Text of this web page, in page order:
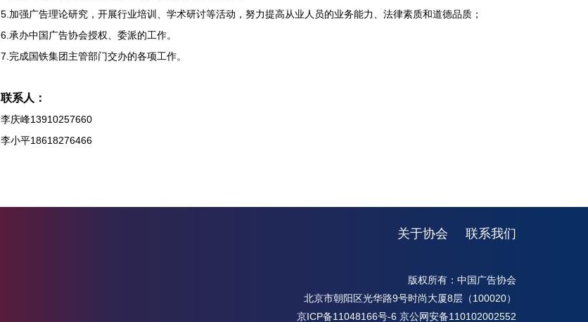
5.加强广告理论研究，开展行业培训、学术研讨等活动，努力提高从业人员的业务能力、法律素质和道德品质；
6.承办中国广告协会授权、委派的工作。
7.完成国铁集团主管部门交办的各项工作。
联系人：
李庆峰13910257660
李小平18618276466
关于协会 联系我们
版权所有：中国广告协会
北京市朝阳区光华路9号时尚大厦8层（100020）
京ICP备11048166号-6 京公网安备110102002552